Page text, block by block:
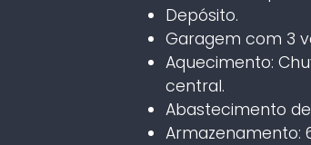
Depósito.
Garagem com 3
Aquecimento:
central.
Abastecimento
Armazenamento: